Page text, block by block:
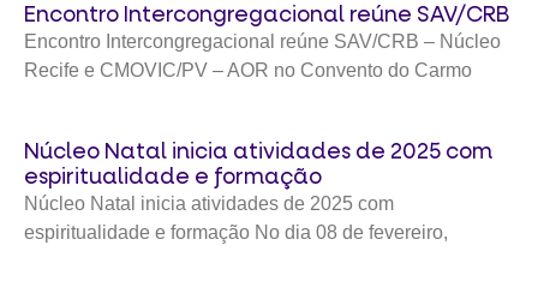
Encontro Intercongregacional reúne SAV/CRB
Encontro Intercongregacional reúne SAV/CRB – Núcleo
Recife e CMOVIC/PV – AOR no Convento do Carmo
Núcleo Natal inicia atividades de 2025 com
espiritualidade e formação
Núcleo Natal inicia atividades de 2025 com
espiritualidade e formação No dia 08 de fevereiro,